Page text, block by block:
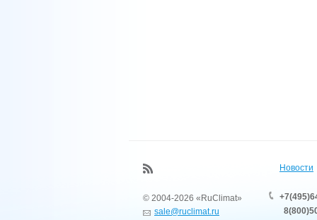
© 2004-2026 «RuClimat»
sale@ruclimat.ru
Новости